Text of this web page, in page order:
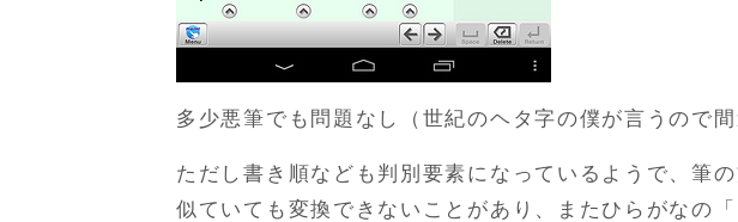
多少悪筆でも問題なし（世紀のヘタ字の僕が言うので間
ただし書き順なども判別要素になっているようで、筆
似ていても変換できないことがあり、またひらがなの